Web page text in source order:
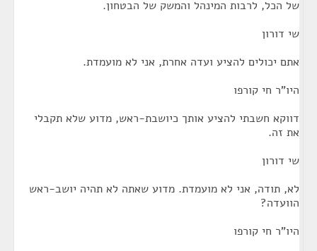
של הכל, לרבות המינהל והמשק של הבטחון.
שי דורון
אתם יכולים להציע ועדה אחרת, אני לא מועמדת.
היו"ר חי קורפו
דווקא חשבתי להציע אותך כיושבת-ראש, מדוע שלא תקבלי
את זה.
שי דורון
לא, תודה, אני לא מועמדת. מדוע שאתה לא תהיה יושב-ראש
הוועדה?
היו"ר חי קורפו